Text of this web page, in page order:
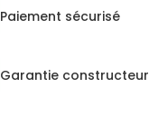
Paiement sécurisé
Garantie constructeur